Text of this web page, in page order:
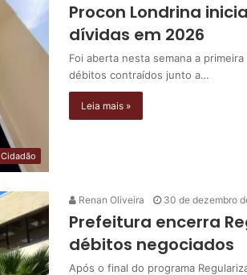
Cidadão
Procon Londrina
dívidas em 2026
Foi aberta nesta semana a
débitos contraídos junto a…
Leia mais »
Renan Oliveira 30 de dezembro
Prefeitura encerra
débitos negociados
Após o final do programa